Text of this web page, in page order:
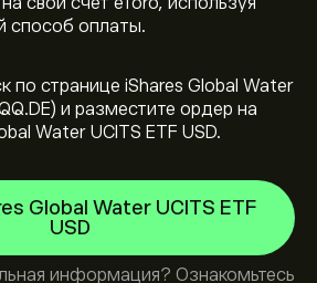
способ оплаты.
по странице iShares Global Water
и разместите ордер на
Water UCITS ETF USD.
Global Water UCITS ETF
USD
информация? Ознакомьтесь